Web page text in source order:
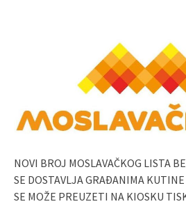
NOVI BROJ MOSLAVAČKOG LISTA
SE DOSTAVLJA GRAĐANIMA
SE MOŽE PREUZETI NA KIOSKU